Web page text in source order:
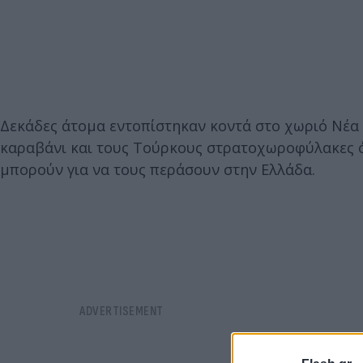
Δεκάδες άτομα εντοπίστηκαν κοντά στο χωριό
καραβάνι και τους Τούρκους
μπορούν για να τους περάσουν στην Ελλάδα.